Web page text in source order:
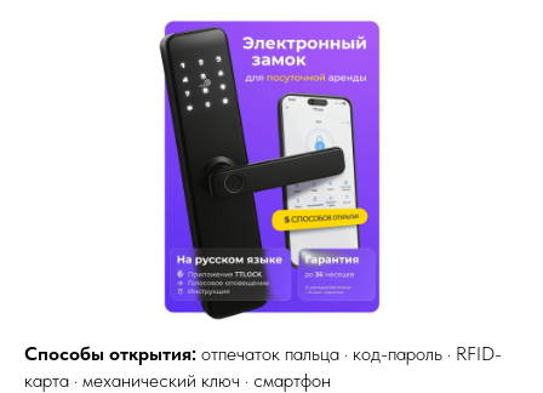
Способы открытия: отпечаток пальца · код-пароль · RFID-
карта · механический ключ · смартфон